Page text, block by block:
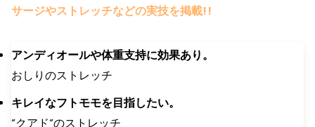
サージやストレッチなどの実技を掲載!!
アンディオールや体重支持に効果あり。
おしりのストレッチ
キレイなフトモモを目指したい。
”クアド”のストレッチ